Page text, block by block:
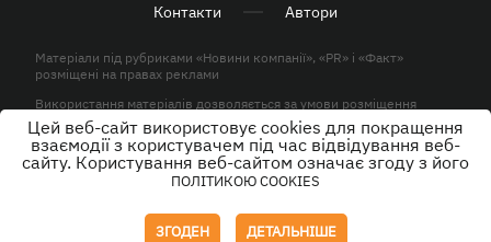
Контакти Автори
Матеріали під рубриками «Новини компанії», «PR» і «Факт»
розміщені на правах реклами
Використання матеріалів дозволяється за умови розміщення
активного гіперпосилання на KP.UA в першому абзаці.
© ТОВ «ЮЛАВ МЕДІА» 2026. Всі права захищені.
Цей веб-сайт використовує cookies для покращення
взаємодії з користувачем під час відвідування веб-
сайту. Користування веб-сайтом означає згоду з його
ПОЛІТИКОЮ COOKIES
ЗГОДЕН ДЕТАЛЬНІШЕ